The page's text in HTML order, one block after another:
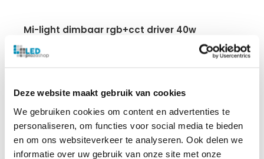
Deze website maakt gebruik van cookies
We gebruiken cookies om content en advertenties te
personaliseren, om functies voor social media te bieden
en om ons websiteverkeer te analyseren. Ook delen we
informatie over uw gebruik van onze site met onze
mi-light dimbaar rgb+cct driver 40w
30-40V(DC)
2 jaar garantie
€56.94 €28.50